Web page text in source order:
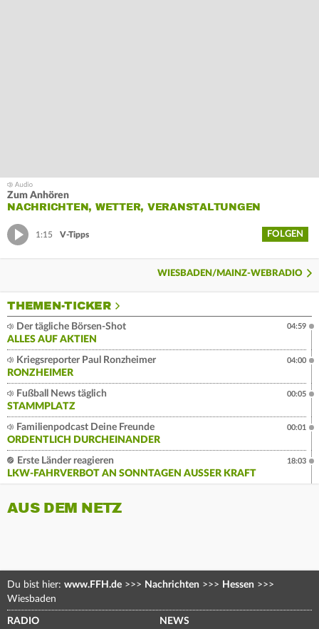
Zum Anhören
NACHRICHTEN, WETTER, VERANSTALTUNGEN
1:15 V-Tipps FOLGEN
WIESBADEN/MAINZ-WEBRADIO
THEMEN-TICKER
Der tägliche Börsen-Shot
ALLES AUF AKTIEN
04:59
Kriegsreporter Paul Ronzheimer
RONZHEIMER
04:00
Fußball News täglich
STAMMPLATZ
00:05
Familienpodcast Deine Freunde
ORDENTLICH DURCHEINANDER
00:01
Erste Länder reagieren
LKW-FAHRVERBOT AN SONNTAGEN AUSSER KRAFT
18:03
AUS DEM NETZ
Du bist hier: www.FFH.de >>> Nachrichten >>> Hessen >>>
Wiesbaden
RADIO NEWS